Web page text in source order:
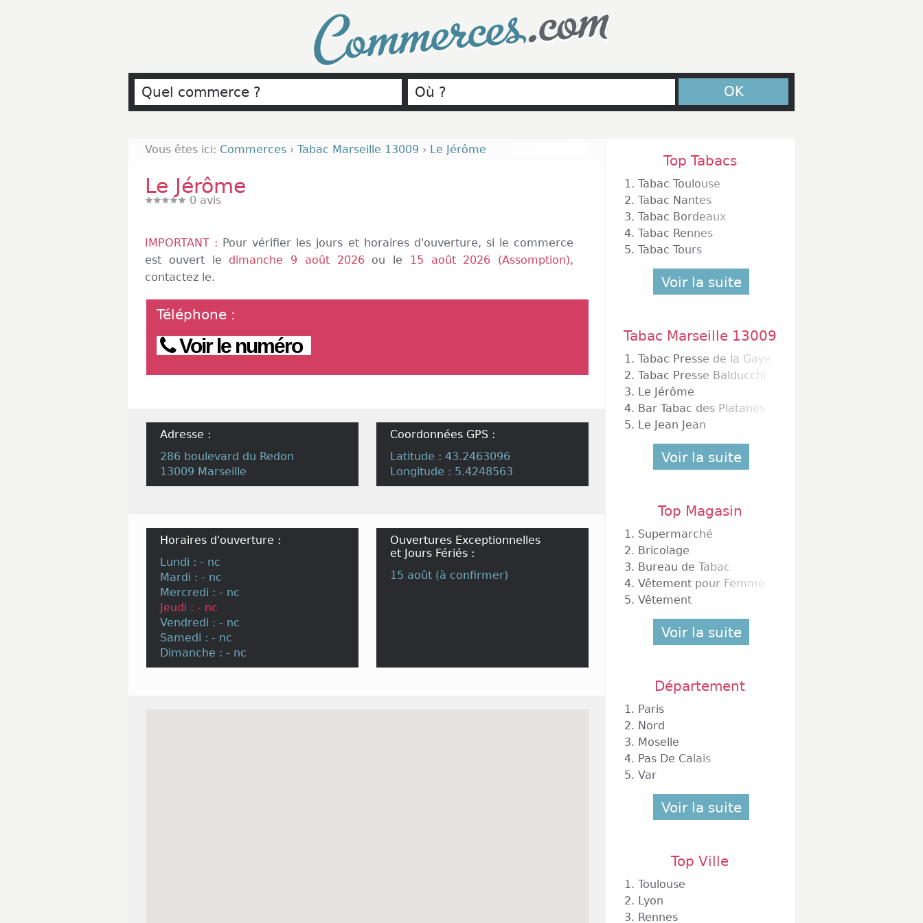
Commerces.com
OK
Vous êtes ici: Commerces › Tabac Marseille 13009 › Le Jérôme
Le Jérôme
0 avis
IMPORTANT : Pour vérifier les jours et horaires d'ouverture, si le commerce
est ouvert le dimanche 9 août 2026ou le 15 août 2026 (Assomption),
contactez le.
Téléphone :
Voir le numéro
Adresse :
286 boulevard du Redon
13009 Marseille
Coordonnées GPS :
Latitude : 43.2463096
Longitude : 5.4248563
Horaires d'ouverture :
Lundi : - nc
Mardi : - nc
Mercredi : - nc
Jeudi : - nc
Vendredi : - nc
Samedi : - nc
Dimanche : - nc
Ouvertures Exceptionnelles
et Jours Fériés :
15 août (à confirmer)
Top Tabacs
1. Tabac Toulouse
2. Tabac Nantes
3. Tabac Bordeaux
4. Tabac Rennes
5. Tabac Tours
Voir la suite
Tabac Marseille 13009
1. Tabac Presse de la Gaye
2. Tabac Presse Balducchi
3. Le Jérôme
4. Bar Tabac des Platanes
5. Le Jean Jean
Voir la suite
Top Magasin
1. Supermarché
2. Bricolage
3. Bureau de Tabac
4. Vêtement pour Femme
5. Vêtement
Voir la suite
Département
1. Paris
2. Nord
3. Moselle
4. Pas De Calais
5. Var
Voir la suite
Top Ville
1. Toulouse
2. Lyon
3. Rennes